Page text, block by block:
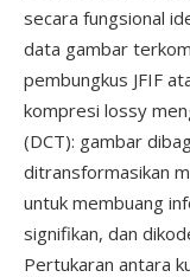
secara fungsional
data gambar
pembungkus JFIF
kompresi lossy
(DCT): gambar
ditransformasikan
untuk membuang
signifikan, dan
Pertukaran antara